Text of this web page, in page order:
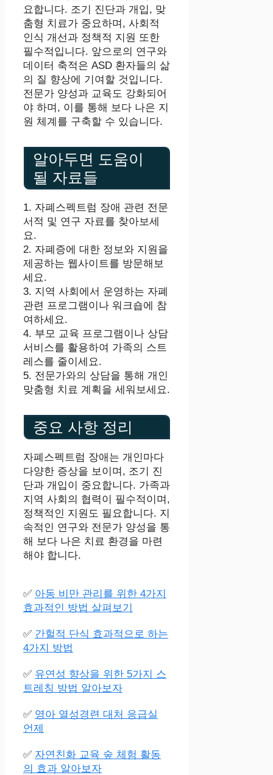
요합니다. 조기 진단과 개입, 맞
춤형 치료가 중요하며, 사회적
인식 개선과 정책적 지원 또한
필수적입니다. 앞으로의 연구와
데이터 축적은 ASD 환자들의 삶
의 질 향상에 기여할 것입니다.
전문가 양성과 교육도 강화되어
야 하며, 이를 통해 보다 나은 지
원 체계를 구축할 수 있습니다.
알아두면 도움이
될 자료들
1. 자폐스펙트럼 장애 관련 전문
서적 및 연구 자료를 찾아보세
요.
2. 자폐증에 대한 정보와 지원을
제공하는 웹사이트를 방문해보
세요.
3. 지역 사회에서 운영하는 자폐
관련 프로그램이나 워크숍에 참
여하세요.
4. 부모 교육 프로그램이나 상담
서비스를 활용하여 가족의 스트
레스를 줄이세요.
5. 전문가와의 상담을 통해 개인
맞춤형 치료 계획을 세워보세요.
중요 사항 정리
자폐스펙트럼 장애는 개인마다
다양한 증상을 보이며, 조기 진
단과 개입이 중요합니다. 가족과
지역 사회의 협력이 필수적이며,
정책적인 지원도 필요합니다. 지
속적인 연구와 전문가 양성을 통
해 보다 나은 치료 환경을 마련
해야 합니다.
✅ 아동 비만 관리를 위한 4가지
효과적인 방법 살펴보기
✅ 간헐적 단식 효과적으로 하는
4가지 방법
✅ 유연성 향상을 위한 5가지 스
트레칭 방법 알아보자
✅ 영아 열성경련 대처 응급실
언제
✅ 자연친화 교육 숲 체험 활동
의 효과 알아보자